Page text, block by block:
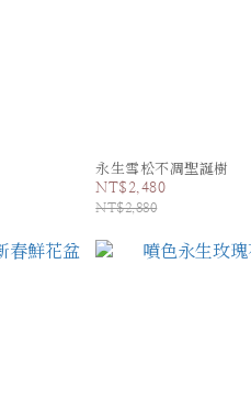
永生雪松不凋聖誕樹
NT$2,480
NT$2,880